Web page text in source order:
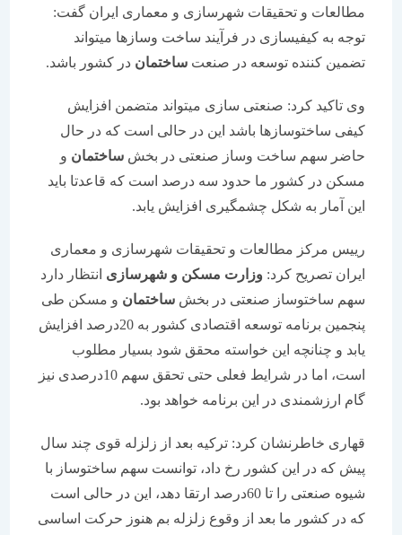
مطالعات و تحقیقات شهرسازی و معماری ایران گفت:
توجه به کیفیسازی در فرآیند ساخت وسازها میتواند
تضمین کننده توسعه در صنعتساختماندر کشور باشد.
وی تاکید کرد: صنعتی سازی میتواند متضمن افزایش
کیفی ساختوسازها باشد این در حالی است که در حال
حاضر سهم ساخت وساز صنعتی در بخش ساختمانو
مسکن در کشور ما حدود سه درصد است که قاعدتا باید
این آمار به شکل چشمگیری افزایش یابد.
رییس مرکز مطالعات و تحقیقات شهرسازی و معماری
ایران تصریح کرد:وزارت مسکن و شهرسازی انتظار دارد
سهم ساختوساز صنعتی در بخش ساختمانو مسکن طی
پنجمین برنامه توسعه اقتصادی کشور به 20درصد افزایش
یابد و چنانچه این خواسته محقق شود بسیار مطلوب
است، اما در شرایط فعلی حتی تحقق سهم 10درصدی نیز
گام ارزشمندی در این برنامه خواهد بود.
قهاری خاطرنشان کرد: ترکیه بعد از زلزله قوی چند سال
پیش که در این کشور رخ داد، توانست سهم ساختوساز با
شیوه صنعتی را تا 60درصد ارتقا دهد، این در حالی است
که در کشور ما بعد از وقوع زلزله بم هنوز حرکت اساسی